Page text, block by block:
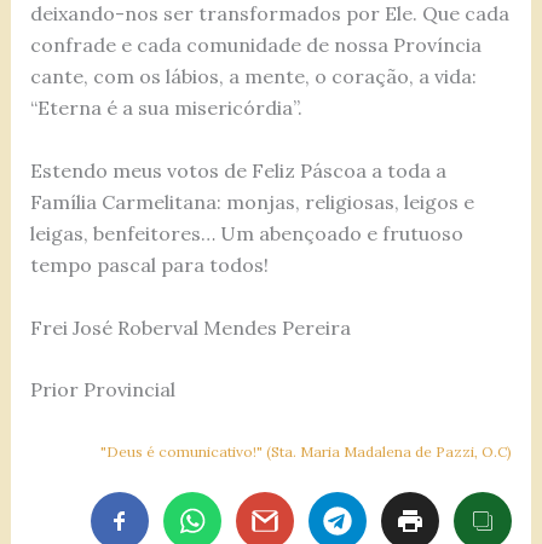
deixando-nos ser transformados por Ele. Que cada
confrade e cada comunidade de nossa Província
cante, com os lábios, a mente, o coração, a vida:
“Eterna é a sua misericórdia”.
Estendo meus votos de Feliz Páscoa a toda a
Família Carmelitana: monjas, religiosas, leigos e
leigas, benfeitores… Um abençoado e frutuoso
tempo pascal para todos!
Frei José Roberval Mendes Pereira
Prior Provincial
"Deus é comunicativo!" (Sta. Maria Madalena de Pazzi, O.C)